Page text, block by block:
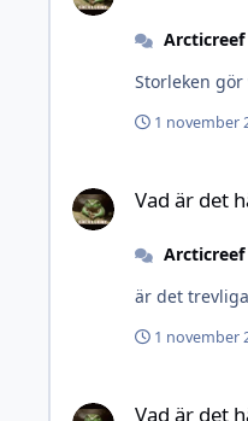
Arcticreef
Storleken
1 november
Vad är det
Arcticreef
är det
1 november
Vad är det